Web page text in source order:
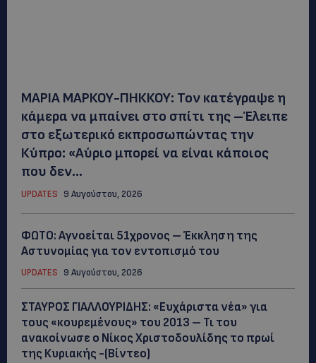
ΜΑΡΙΑ ΜΑΡΚΟΥ-ΠΗΚΚΟΥ: Τον κατέγραψε η
κάμερα να μπαίνει στο σπίτι της –Έλειπε
στο εξωτερικό εκπροσωπώντας την
Κύπρο: «Αύριο μπορεί να είναι κάποιος
που δεν...
UPDATES 9 Αυγούστου, 2026
ΦΩΤΟ: Αγνοείται 51χρονος – Έκκληση της
Αστυνομίας για τον εντοπισμό του
UPDATES 9 Αυγούστου, 2026
ΣΤΑΥΡΟΣ ΓΙΑΛΛΟΥΡΙΔΗΣ: «Ευχάριστα νέα» για
τους «κουρεμένους» του 2013 – Τι του
ανακοίνωσε ο Νίκος Χριστοδουλίδης το πρωί
της Κυριακής -(Βίντεο)